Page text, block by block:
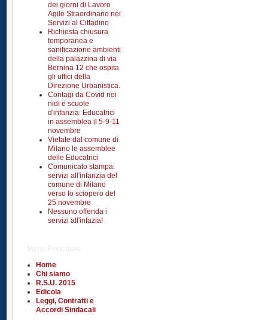
dei giorni di Lavoro
Agile Straordinario nei
Servizi al Cittadino
Richiesta chiusura
temporanea e
sanificazione ambienti
della palazzina di via
Bernina 12 che ospita
gli uffici della
Direzione Urbanistica.
Contagi da Covid nei
nidi e scuole
d'infanzia: Educatrici
in assemblea il 5-9-11
novembre
Vietate dal comune di
Milano le assemblee
delle Educatrici
Comunicato stampa:
servizi all'infanzia del
comune di Milano
verso lo sciopero del
25 novembre
Nessuno offenda i
servizi all'infazia!
Home
Chi siamo
R.S.U. 2015
Edicola
Leggi, Contratti e
Accordi Sindacali